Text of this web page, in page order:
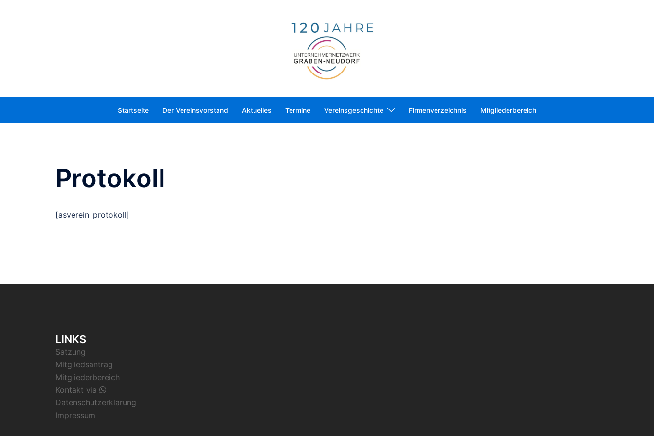
Startseite Der Vereinsvorstand Aktuelles Termine Vereinsgeschichte Firmenverzeichnis Mitgliederbereich
Protokoll
[asverein_protokoll]
LINKS
Satzung
Mitgliedsantrag
Mitgliederbereich
Kontakt via
Datenschutzerklärung
Impressum